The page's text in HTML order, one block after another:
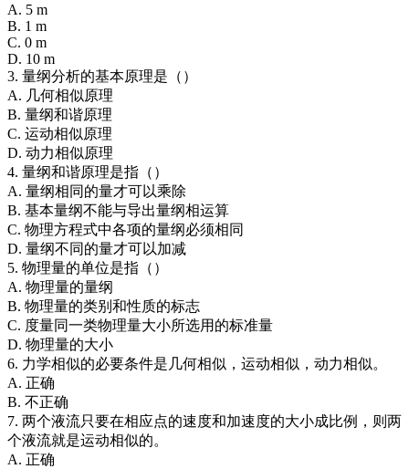
A. 5 m
B. 1 m
C. 0 m
D. 10 m
3. 量纲分析的基本原理是（）
A. 几何相似原理
B. 量纲和谐原理
C. 运动相似原理
D. 动力相似原理
4. 量纲和谐原理是指（）
A. 量纲相同的量才可以乘除
B. 基本量纲不能与导出量纲相运算
C. 物理方程式中各项的量纲必须相同
D. 量纲不同的量才可以加减
5. 物理量的单位是指（）
A. 物理量的量纲
B. 物理量的类别和性质的标志
C. 度量同一类物理量大小所选用的标准量
D. 物理量的大小
6. 力学相似的必要条件是几何相似，运动相似，动力相似。
A. 正确
B. 不正确
7. 两个液流只要在相应点的速度和加速度的大小成比例，则两
个液流就是运动相似的。
A. 正确